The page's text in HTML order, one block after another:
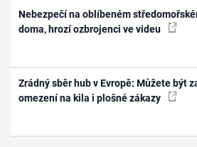
Nebezpečí na oblíbeném
doma, hrozí ozbrojenci ve videu
Zrádný sběr hub v Evropě: Můžete být
omezení na kila i plošné zákazy